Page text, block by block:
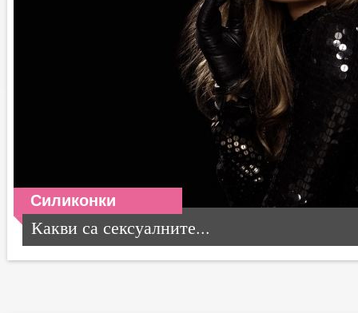
Силиконки
Какви са сексуалните...